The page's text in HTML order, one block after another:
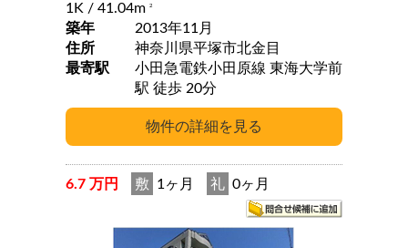
1K / 41.04m 2
築年
2013年11月
住所
神奈川県平塚市北金目
最寄駅
小田急電鉄小田原線 東海大学前
駅 徒歩 20分
6.7 万円 敷 1ヶ月 礼 0ヶ月